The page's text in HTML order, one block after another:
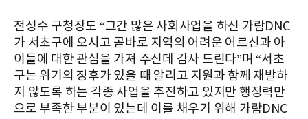
전성수 구청장도 “그간 많은 사회사업을 하신 가람DNC
가 서초구에 오시고 곧바로 지역의 어려운 어르신과 아
이들에 대한 관심을 가져 주신데 감사 드린다”며 “서초
구는 위기의 징후가 있을 때 알리고 지원과 함께 재발하
지 않도록 하는 각종 사업을 추진하고 있지만 행정력만
으로 부족한 부분이 있는데 이를 채우기 위해 가람DNC